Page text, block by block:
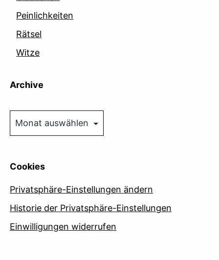
Peinlichkeiten
Rätsel
Witze
Archive
Cookies
Privatsphäre-Einstellungen ändern
Historie der Privatsphäre-Einstellungen
Einwilligungen widerrufen